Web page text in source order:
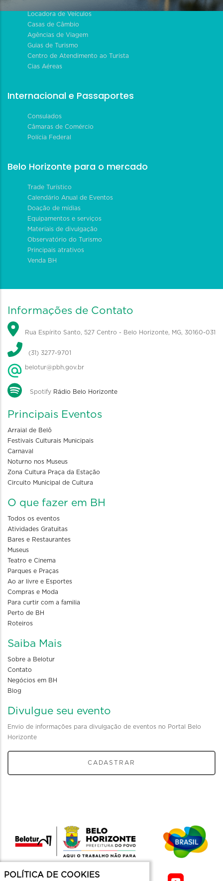
Locadora de Veículos
Casas de Câmbio
Agências de Viagem
Guias de Turismo
Centro de Atendimento ao Turista
Cias Aéreas
Internacional e Passaportes
Consulados
Câmaras de Comércio
Polícia Federal
Belo Horizonte para o mercado
Trade Turístico
Calendário Anual de Eventos
Doação de mídias
Equipamentos e serviços
Materiais de divulgação
Observatório do Turismo
Principais atrativos
Venda BH
Informações de Contato
Rua Espírito Santo, 527 Centro - Belo Horizonte, MG, 30160-031
(31) 3277-9701
belotur@pbh.gov.br
Spotify Rádio Belo Horizonte
Principais Eventos
Arraial de Belô
Festivais Culturais Municipais
Carnaval
Noturno nos Museus
Zona Cultura Praça da Estação
Circuito Municipal de Cultura
O que fazer em BH
Todos os eventos
Atividades Gratuitas
Bares e Restaurantes
Museus
Teatro e Cinema
Parques e Praças
Ao ar livre e Esportes
Compras e Moda
Para curtir com a familia
Perto de BH
Roteiros
Saiba Mais
Sobre a Belotur
Contato
Negócios em BH
Blog
Divulgue seu evento
Envio de informações para divulgação de eventos no Portal Belo
Horizonte
CADASTRAR
POLÍTICA DE COOKIES